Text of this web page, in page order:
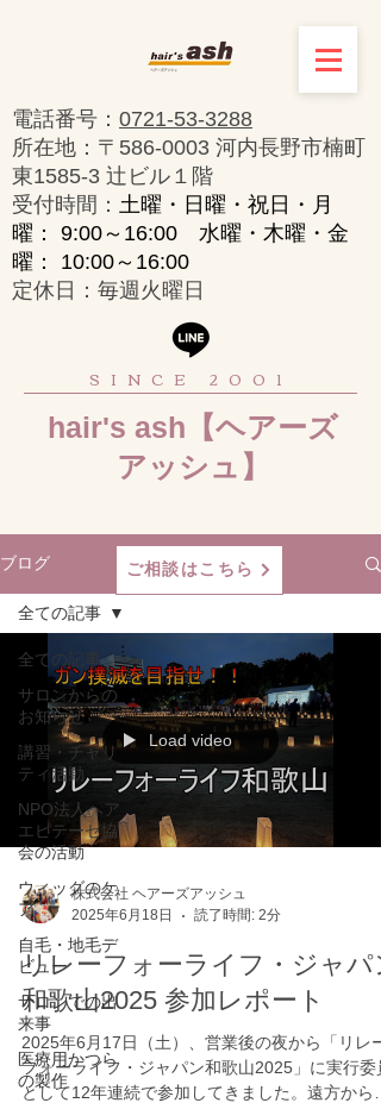
SINCE 2001
hair's ash【ヘアーズ
アッシュ】
電話番号： 0721-53-3288
所在地：〒586-0003 河内長野市楠町
東1585-3 辻ビル１階
​受付時間： 土曜・日曜・祝日・月
曜： 9:00～16:00 水曜・木曜・金
曜： 10:00～16:00
定休日：毎週火曜日
ブログ
全ての記事
サロンからの
お知らせ
講習・チャリ
ティ活動
NPO法人ヘア
エピテーゼ協
会の活動
ウィッグのケ
ア
自毛・地毛デ
ビュー
サロンでの出
来事
医療用かつら
の製作
全ての記事
Load video
株式会社 ヘアーズアッシュ
2025年6月18日
読了時間: 2分
リレーフォーライフ・ジャパ
和歌山2025 参加レポート
2025年6月17日（土）、営業後の夜から「リレー
フォーライフ・ジャパン和歌山2025」に実行委
として12年連続で参加してきました。遠方からの
ご相談はこちら